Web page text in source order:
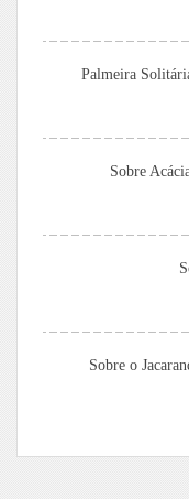
Palmeira
Sobre
Sobre o